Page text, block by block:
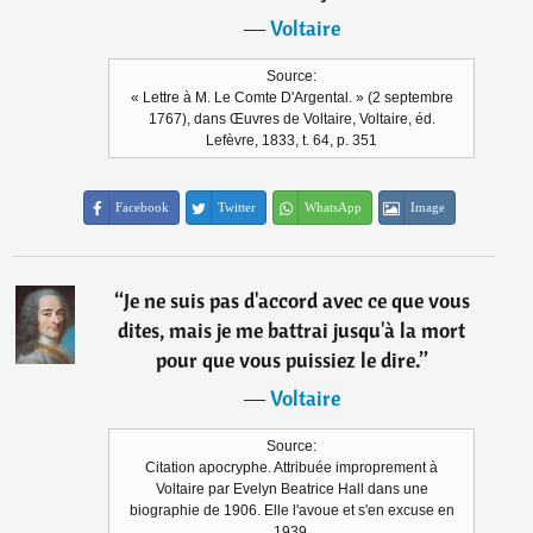
―Voltaire
Source:
« Lettre à M. Le Comte D'Argental. » (2 septembre
1767), dans Œuvres de Voltaire, Voltaire, éd.
Lefèvre, 1833, t. 64, p. 351
Facebook Twitter WhatsApp Image
“Je ne suis pas d'accord avec ce que vous
dites, mais je me battrai jusqu'à la mort
pour que vous puissiez le dire.”
―Voltaire
Source:
Citation apocryphe. Attribuée improprement à
Voltaire par Evelyn Beatrice Hall dans une
biographie de 1906. Elle l'avoue et s'en excuse en